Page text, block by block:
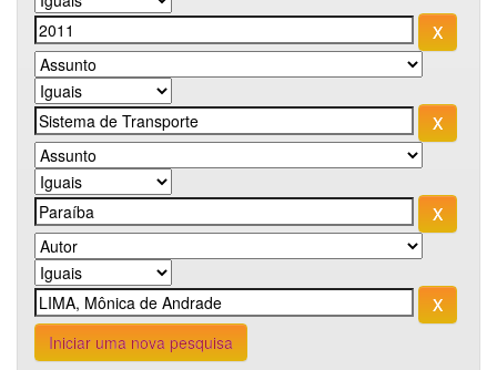
Iniciar uma nova pesquisa